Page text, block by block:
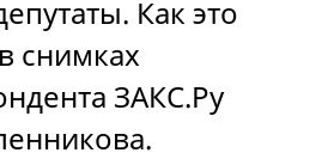
Как это
снимках
ЗАКС.Ру